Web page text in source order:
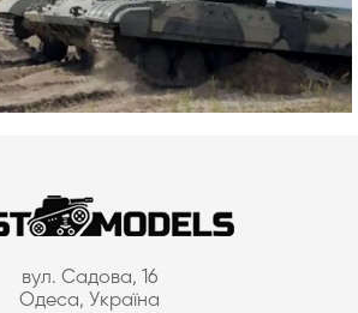
вул. Садова, 16
Одеса, Україна